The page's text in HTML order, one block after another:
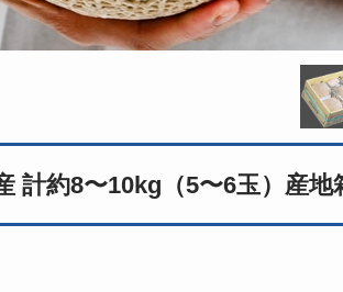
計約8〜10kg（5〜6玉）産